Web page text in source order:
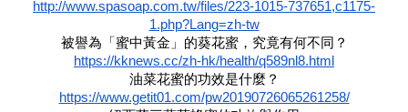
http://www.spasoap.com.tw/files/223-1015-737651,c1175-
1.php?Lang=zh-tw
被譽為「蜜中黃金」的葵花蜜，究竟有何不同？
https://kknews.cc/zh-hk/health/q589nl8.html
油菜花蜜的功效是什麼？
https://www.getit01.com/pw20190726065261258/